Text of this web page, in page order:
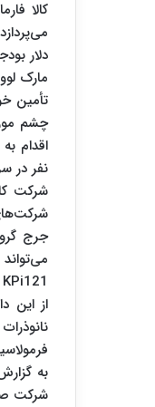
دلار
تأمین
چشم
اقدام
نفر در
شرکت
جرج
فرمولاسیون ۰.۲۵ درصد نیز برای خشکی
به
شرکت